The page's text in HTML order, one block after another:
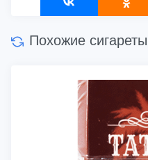
Похожие сигареты